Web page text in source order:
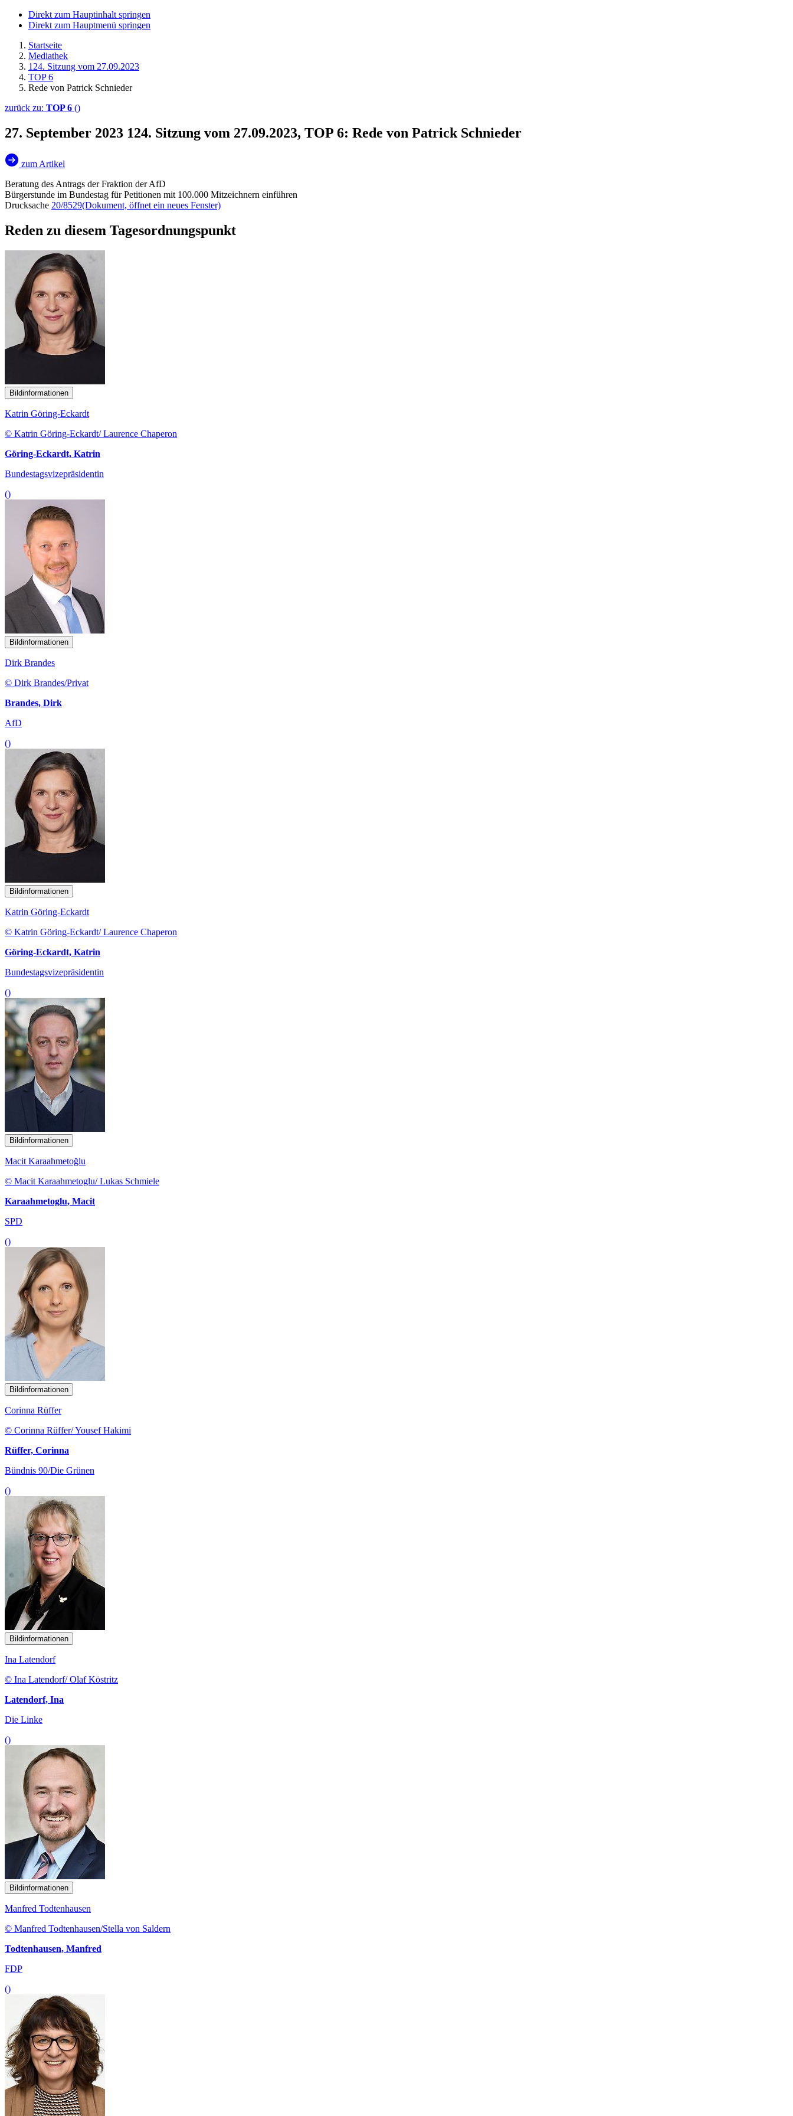
Direkt zum Hauptinhalt springen
Direkt zum Hauptmenü springen
Startseite
Mediathek
124. Sitzung vom 27.09.2023
TOP 6
Rede von Patrick Schnieder
zurück zu: TOP 6 ()
27. September 2023 124. Sitzung vom 27.09.2023, TOP 6: Rede von Patrick Schnieder
zum Artikel
Beratung des Antrags der Fraktion der AfD
Bürgerstunde im Bundestag für Petitionen mit 100.000 Mitzeichnern einführen
Drucksache 20/8529(Dokument, öffnet ein neues Fenster)
Reden zu diesem Tagesordnungspunkt
Bildinformationen
Katrin Göring-Eckardt
© Katrin Göring-Eckardt/ Laurence Chaperon
Göring-Eckardt, Katrin
Bundestagsvizepräsidentin
()
Bildinformationen
Dirk Brandes
© Dirk Brandes/Privat
Brandes, Dirk
AfD
()
Bildinformationen
Katrin Göring-Eckardt
© Katrin Göring-Eckardt/ Laurence Chaperon
Göring-Eckardt, Katrin
Bundestagsvizepräsidentin
()
Bildinformationen
Macit Karaahmetoğlu
© Macit Karaahmetoglu/ Lukas Schmiele
Karaahmetoglu, Macit
SPD
()
Bildinformationen
Corinna Rüffer
© Corinna Rüffer/ Yousef Hakimi
Rüffer, Corinna
Bündnis 90/Die Grünen
()
Bildinformationen
Ina Latendorf
© Ina Latendorf/ Olaf Köstritz
Latendorf, Ina
Die Linke
()
Bildinformationen
Manfred Todtenhausen
© Manfred Todtenhausen/Stella von Saldern
Todtenhausen, Manfred
FDP
()